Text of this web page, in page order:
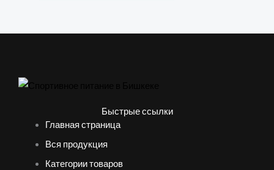
Быстрые ссылки
Главная страница
Вся продукция
Категории товаров